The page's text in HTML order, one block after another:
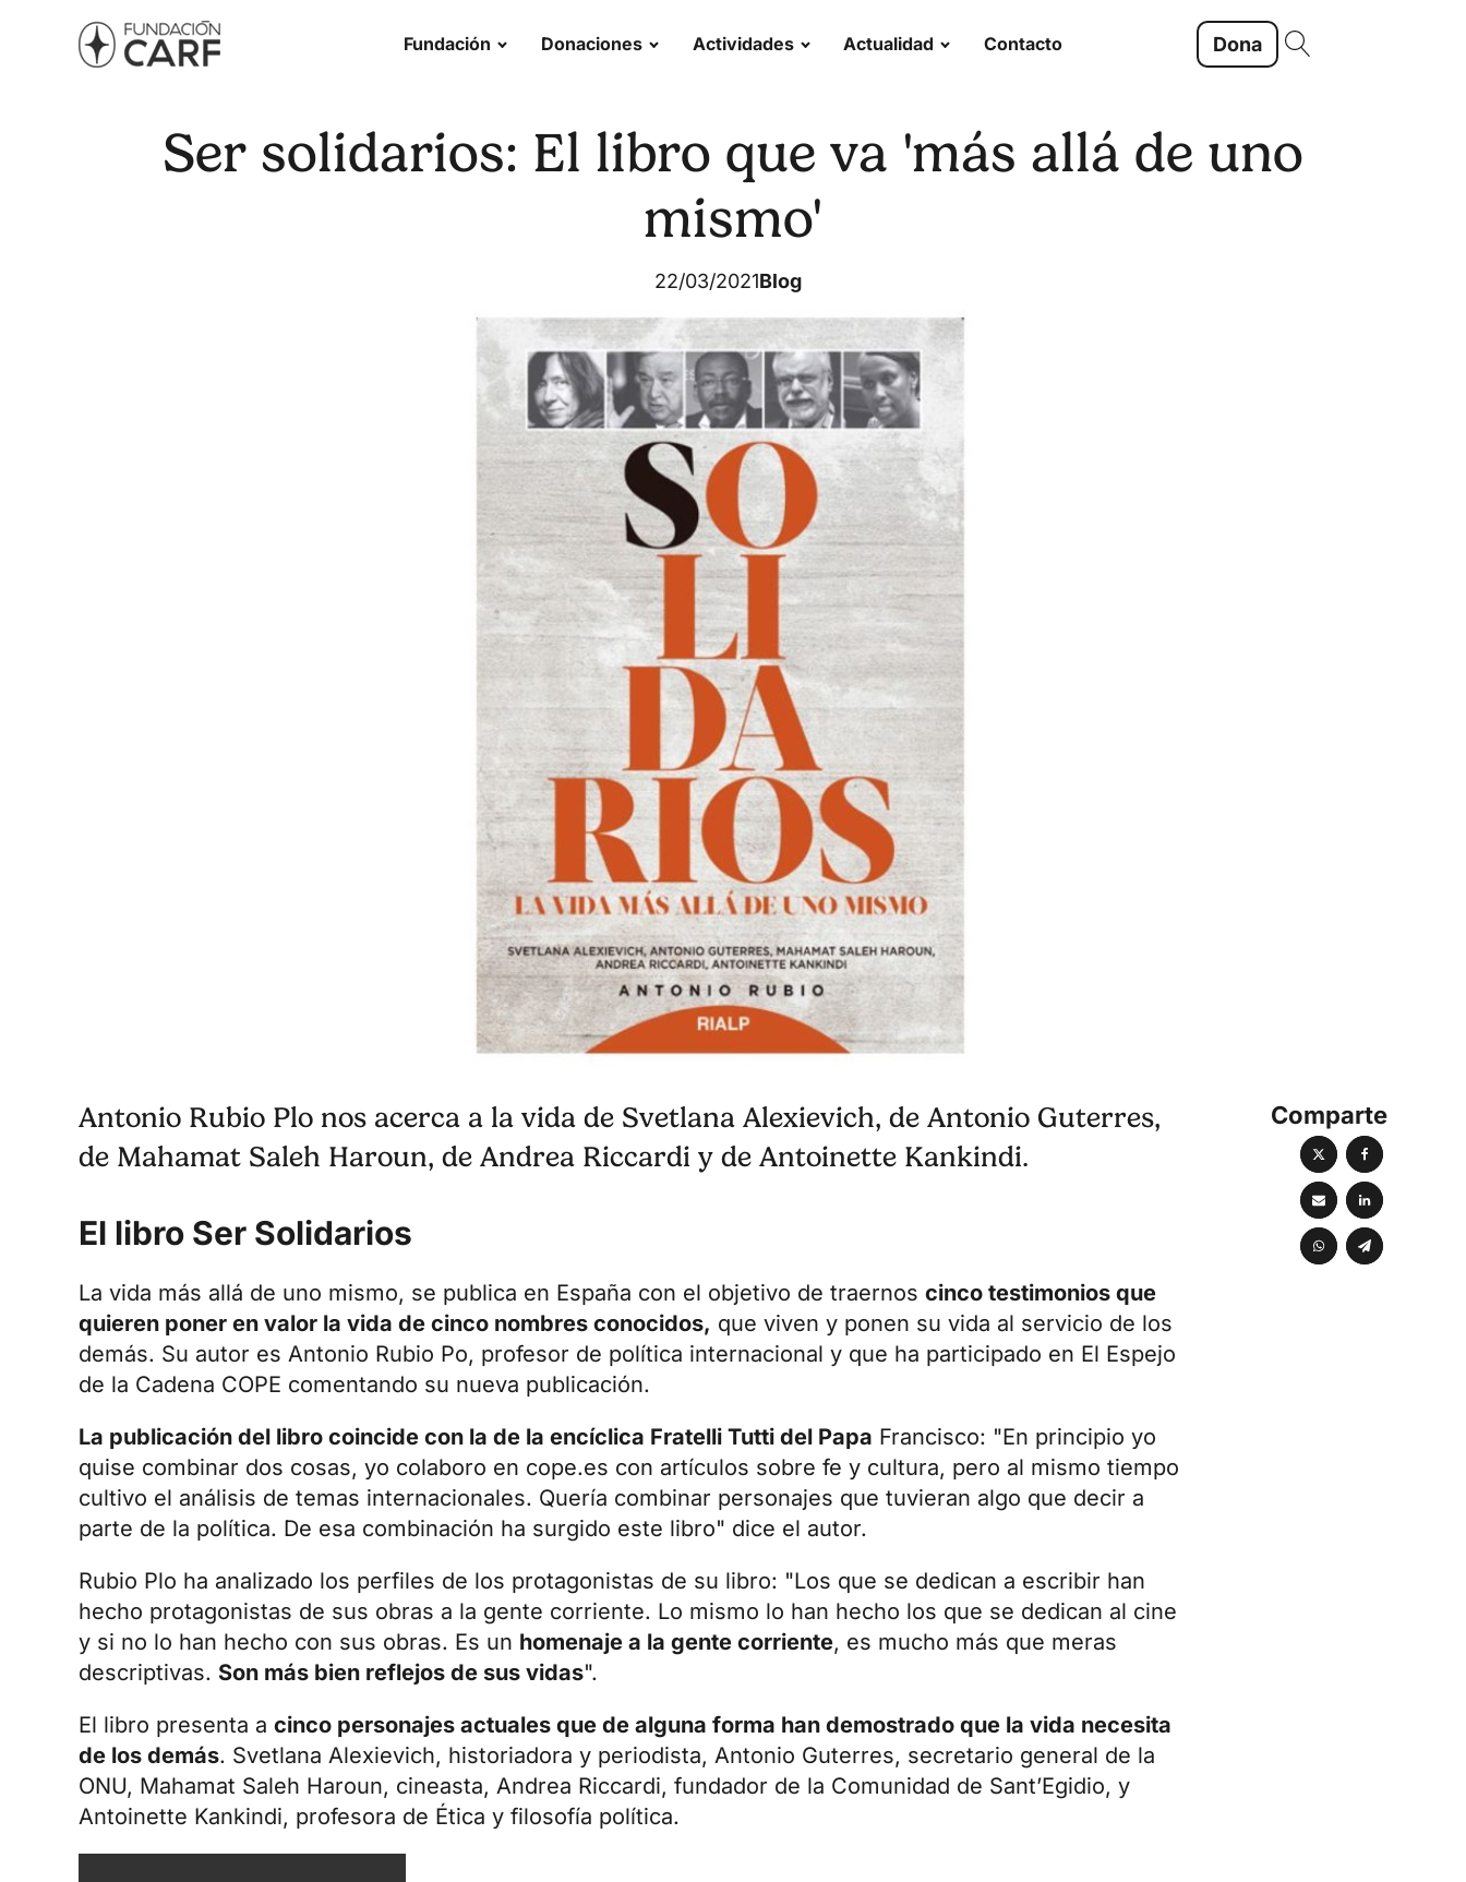
Fundación Donaciones Actividades Actualidad Contacto Dona
Ser solidarios: El libro que va 'más allá de uno
mismo'
22/03/2021Blog
Antonio Rubio Plo nos acerca a la vida de Svetlana Alexievich, de Antonio Guterres,
de Mahamat Saleh Haroun, de Andrea Riccardi y de Antoinette Kankindi.
El libro Ser Solidarios
La vida más allá de uno mismo, se publica en España con el objetivo de traernos cinco testimonios que
quieren poner en valor la vida de cinco nombres conocidos, que viven y ponen su vida al servicio de los
demás. Su autor es Antonio Rubio Po, profesor de política internacional y que ha participado en El Espejo
de la Cadena COPE comentando su nueva publicación.
La publicación del libro coincide con la de la encíclica Fratelli Tutti del Papa Francisco: "En principio yo
quise combinar dos cosas, yo colaboro en cope.es con artículos sobre fe y cultura, pero al mismo tiempo
cultivo el análisis de temas internacionales. Quería combinar personajes que tuvieran algo que decir a
parte de la política. De esa combinación ha surgido este libro" dice el autor.
Rubio Plo ha analizado los perfiles de los protagonistas de su libro: "Los que se dedican a escribir han
hecho protagonistas de sus obras a la gente corriente. Lo mismo lo han hecho los que se dedican al cine
y si no lo han hecho con sus obras. Es un homenaje a la gente corriente, es mucho más que meras
descriptivas. Son más bien reflejos de sus vidas".
El libro presenta a cinco personajes actuales que de alguna forma han demostrado que la vida necesita
de los demás. Svetlana Alexievich, historiadora y periodista, Antonio Guterres, secretario general de la
ONU, Mahamat Saleh Haroun, cineasta, Andrea Riccardi, fundador de la Comunidad de Sant’Egidio, y
Antoinette Kankindi, profesora de Ética y filosofía política.
Comparte